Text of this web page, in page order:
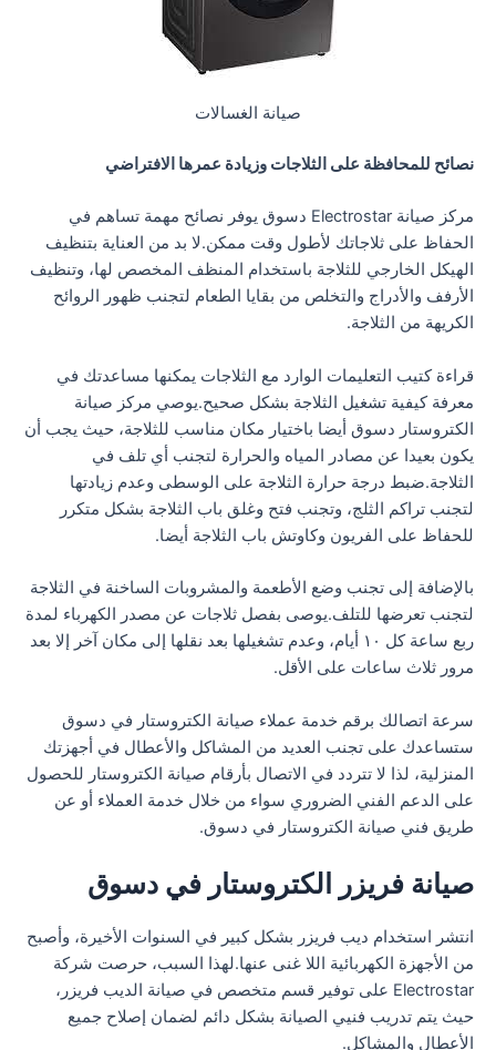
صيانة الغسالات
نصائح للمحافظة على الثلاجات وزيادة عمرها الافتراضي
مركز صيانة Electrostar دسوق يوفر نصائح مهمة تساهم في
الحفاظ على ثلاجاتك لأطول وقت ممكن.لا بد من العناية بتنظيف
الهيكل الخارجي للثلاجة باستخدام المنظف المخصص لها، وتنظيف
الأرفف والأدراج والتخلص من بقايا الطعام لتجنب ظهور الروائح
الكريهة من الثلاجة.
قراءة كتيب التعليمات الوارد مع الثلاجات يمكنها مساعدتك في
معرفة كيفية تشغيل الثلاجة بشكل صحيح.يوصي مركز صيانة
الكتروستار دسوق أيضا باختيار مكان مناسب للثلاجة، حيث يجب أن
يكون بعيدا عن مصادر المياه والحرارة لتجنب أي تلف في
الثلاجة.ضبط درجة حرارة الثلاجة على الوسطى وعدم زيادتها
لتجنب تراكم الثلج، وتجنب فتح وغلق باب الثلاجة بشكل متكرر
للحفاظ على الفريون وكاوتش باب الثلاجة أيضا.
بالإضافة إلى تجنب وضع الأطعمة والمشروبات الساخنة في الثلاجة
لتجنب تعرضها للتلف.يوصى بفصل ثلاجات عن مصدر الكهرباء لمدة
ربع ساعة كل ١٠ أيام، وعدم تشغيلها بعد نقلها إلى مكان آخر إلا بعد
مرور ثلاث ساعات على الأقل.
سرعة اتصالك برقم خدمة عملاء صيانة الكتروستار في دسوق
ستساعدك على تجنب العديد من المشاكل والأعطال في أجهزتك
المنزلية، لذا لا تتردد في الاتصال بأرقام صيانة الكتروستار للحصول
على الدعم الفني الضروري سواء من خلال خدمة العملاء أو عن
طريق فني صيانة الكتروستار في دسوق.
صيانة فريزر الكتروستار في دسوق
انتشر استخدام ديب فريزر بشكل كبير في السنوات الأخيرة، وأصبح
من الأجهزة الكهربائية اللا غنى عنها.لهذا السبب، حرصت شركة
Electrostar على توفير قسم متخصص في صيانة الديب فريزر،
حيث يتم تدريب فنيي الصيانة بشكل دائم لضمان إصلاح جميع
الأعطال والمشاكل.